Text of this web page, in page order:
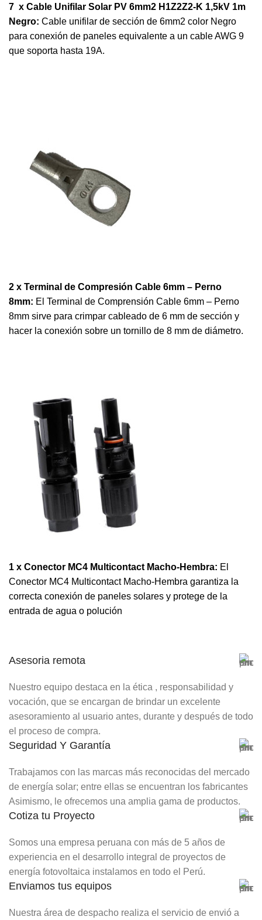
7 x Cable Unifilar Solar PV 6mm2 H1Z2Z2-K 1,5kV 1m
Negro: Cable unifilar de sección de 6mm2 color Negro
para conexión de paneles equivalente a un cable AWG 9
que soporta hasta 19A.
2 x Terminal de Compresión Cable 6mm – Perno
8mm: El Terminal de Comprensión Cable 6mm – Perno
8mm sirve para crimpar cableado de 6 mm de sección y
hacer la conexión sobre un tornillo de 8 mm de diámetro.
1 x Conector MC4 Multicontact Macho-Hembra: El
Conector MC4 Multicontact Macho-Hembra garantiza la
correcta conexión de paneles solares y protege de la
entrada de agua o polución
Asesoria remota
Nuestro equipo destaca en la ética , responsabilidad y
vocación, que se encargan de brindar un excelente
asesoramiento al usuario antes, durante y después de todo
el proceso de compra.
Seguridad Y Garantía
Trabajamos con las marcas más reconocidas del mercado
de energía solar; entre ellas se encuentran los fabricantes
Asimismo, le ofrecemos una amplia gama de productos.
Cotiza tu Proyecto
Somos una empresa peruana con más de 5 años de
experiencia en el desarrollo integral de proyectos de
energía fotovoltaica instalamos en todo el Perú.
Enviamos tus equipos
Nuestra área de despacho realiza el servicio de envió a